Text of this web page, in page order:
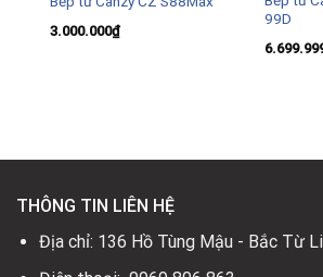
3.000.000₫
99D
THÔNG TIN LIÊN HỆ
Địa chỉ: 136 Hồ Tùng Mậu - Bắc Từ